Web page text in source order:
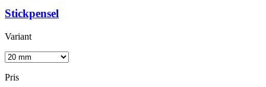
Stickpensel
Variant
Pris